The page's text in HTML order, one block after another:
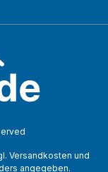
Versandkosten und
angegeben.